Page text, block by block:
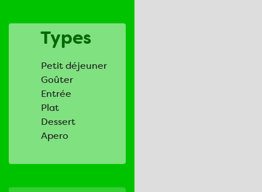
Types
Petit déjeuner
Goûter
Entrée
Plat
Dessert
Apero